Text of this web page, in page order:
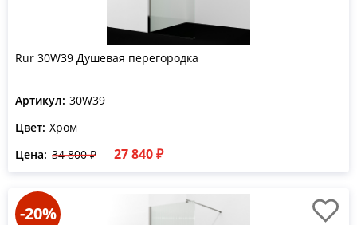
Rur 30W39 Душевая перегородка
Артикул: 30W39
Цвет: Хром
Цена: 34 800 ₽ 27 840 ₽
-20%